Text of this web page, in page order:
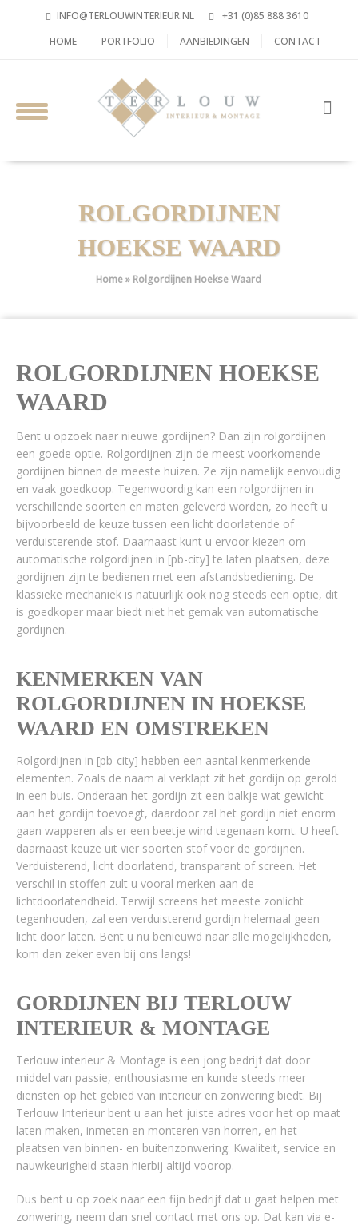
INFO@TERLOUWINTERIEUR.NL
+31 (0)85 888 3610
HOME
PORTFOLIO AANBIEDINGEN CONTACT
ROLGORDIJNEN
HOEKSE WAARD
Home» Rolgordijnen Hoekse Waard
ROLGORDIJNEN HOEKSE
WAARD
Bent u opzoek naar nieuwe gordijnen? Dan zijn rolgordijnen
een goede optie. Rolgordijnen zijn de meest voorkomende
gordijnen binnen de meeste huizen. Ze zijn namelijk eenvoudig
en vaak goedkoop. Tegenwoordig kan een rolgordijnen in
verschillende soorten en maten geleverd worden, zo heeft u
bijvoorbeeld de keuze tussen een licht doorlatende of
verduisterende stof. Daarnaast kunt u ervoor kiezen om
automatische rolgordijnen in [pb-city] te laten plaatsen, deze
gordijnen zijn te bedienen met een afstandsbediening. De
klassieke mechaniek is natuurlijk ook nog steeds een optie, dit
is goedkoper maar biedt niet het gemak van automatische
gordijnen.
KENMERKEN VAN
ROLGORDIJNEN IN HOEKSE
WAARD EN OMSTREKEN
Rolgordijnen in [pb-city] hebben een aantal kenmerkende
elementen. Zoals de naam al verklapt zit het gordijn op gerold
in een buis. Onderaan het gordijn zit een balkje wat gewicht
aan het gordijn toevoegt, daardoor zal het gordijn niet enorm
gaan wapperen als er een beetje wind tegenaan komt. U heeft
daarnaast keuze uit vier soorten stof voor de gordijnen.
Verduisterend, licht doorlatend, transparant of screen. Het
verschil in stoffen zult u vooral merken aan de
lichtdoorlatendheid. Terwijl screens het meeste zonlicht
tegenhouden, zal een verduisterend gordijn helemaal geen
licht door laten. Bent u nu benieuwd naar alle mogelijkheden,
kom dan zeker even bij ons langs!
GORDIJNEN BIJ TERLOUW
INTERIEUR & MONTAGE
Terlouw interieur & Montage is een jong bedrijf dat door
middel van passie, enthousiasme en kunde steeds meer
diensten op het gebied van interieur en zonwering biedt. Bij
Terlouw Interieur bent u aan het juiste adres voor het op maat
laten maken, inmeten en monteren van horren, en het
plaatsen van binnen- en buitenzonwering. Kwaliteit, service en
nauwkeurigheid staan hierbij altijd voorop.
Dus bent u op zoek naar een fijn bedrijf dat u gaat helpen met
zonwering, neem dan snel contact met ons op. Dat kan via e-